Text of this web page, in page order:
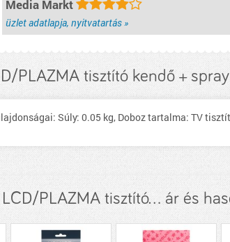
Media Markt
üzlet adatlapja, nyitvatartás »
PLAZMA tisztító kendő +
Súly: 0.05 kg, Doboz tartalma: TV
PLAZMA tisztító... ár és